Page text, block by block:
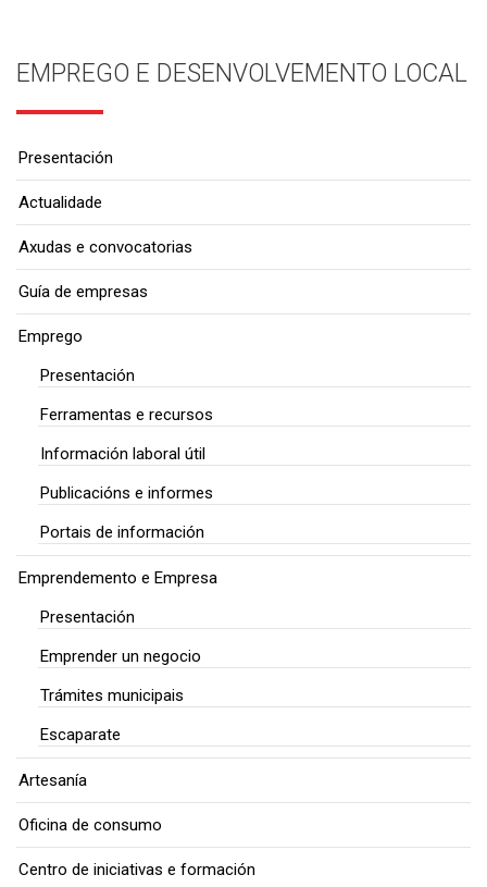
EMPREGO E DESENVOLVEMENTO LOCAL
Presentación
Actualidade
Axudas e convocatorias
Guía de empresas
Emprego
Presentación
Ferramentas e recursos
Información laboral útil
Publicacións e informes
Portais de información
Emprendemento e Empresa
Presentación
Emprender un negocio
Trámites municipais
Escaparate
Artesanía
Oficina de consumo
Centro de iniciativas e formación